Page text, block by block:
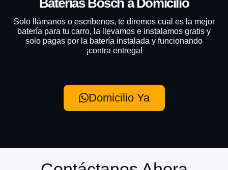
Baterías Bosch a Domicilio
Solo llámanos o escríbenos, te diremos cual es la mejor
batería para tu carro, la llevamos e instalamos gratis y
solo pagas por la batería instalada y funcionando
¡contra entrega!
Domicilio Ya